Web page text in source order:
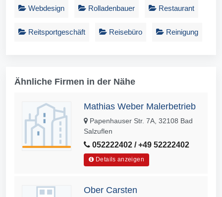
Webdesign Rolladenbauer Restaurant
Reitsportgeschäft Reisebüro Reinigung
Ähnliche Firmen in der Nähe
Mathias Weber Malerbetrieb
Papenhauser Str. 7A, 32108 Bad
Salzuflen
052222402 / +49 52222402
Details anzeigen
Ober Carsten